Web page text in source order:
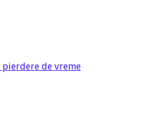
pierdere de vreme